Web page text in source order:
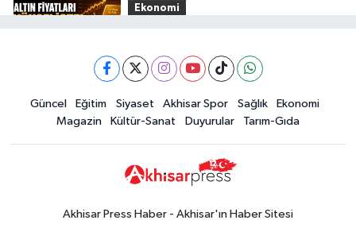
Ekonomi
15:02Akhisar'da sıcak hava etkisini
sürdürüyor! İşte 5 günlük hava
durumu
Güncel
14:53
yükselişle başladı! İşte 3 Ağustos
Güncel Eğitim Siyaset Akhisar Spor Sağlık
Ekonomi
Magazin
Kültür-Sanat Duyurular Tarım-Gıda
Akhisar Press Haber - Akhisar'ın Haber Sitesi